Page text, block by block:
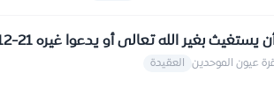
بغير الله تعالى أو يدعوا غيره 21-12-1409 هـ
عيون الموحدين العقيدة